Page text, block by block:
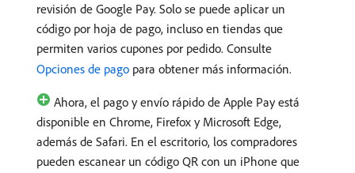
revisión de Google Pay. Solo se puede aplicar un
código por hoja de pago, incluso en tiendas que
permiten varios cupones por pedido. Consulte
Opciones de pago para obtener más información.
Ahora, el pago y envío rápido de Apple Pay está
disponible en Chrome, Firefox y Microsoft Edge,
además de Safari. En el escritorio, los compradores
pueden escanear un código QR con un iPhone que